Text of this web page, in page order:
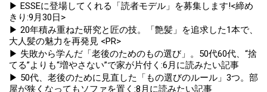
▶ ESSEに登場してくれる「読者モデル」を募集します!<締め
きり:9月30日>
▶ 20年積み重ねた研究と匠の技。「艶髪」を追求した1本で、
大人髪の魅力を再発見 <PR>
▶ 失敗から学んだ「老後のためのもの選び」。50代60代、“捨
てる”よりも“増やさない”で家が片付く:6月に読みたい記事
▶ 50代、老後のために見直した「もの選びのルール」3つ。部
屋が狭くなってもソファを置く:8月に読みたい記事